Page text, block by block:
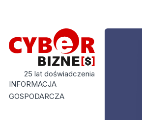
25 lat doświadczenia
INFORMACJA
GOSPODARCZA